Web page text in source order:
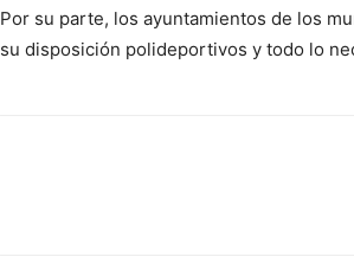
Por su parte, los ayuntamientos de los
su disposición polideportivos y todo lo